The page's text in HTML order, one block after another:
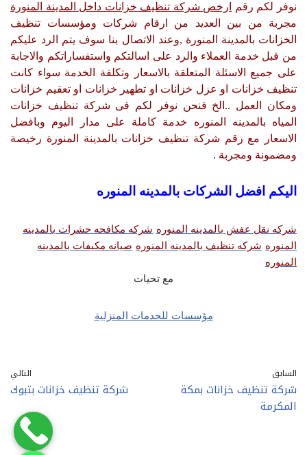
نوفر لكم رقم
ارخص شركة تنظيف خزانات داخل المدينة المنورة
مجربة من بين العديد من ارقام شركات ومؤسسات تنظيف
الخزانات بالمدينة المنورة ,وعند الاتصال بنا سوف يتم الرد عليكم
من قبل خدمة العملاء والرد على اسالتكم واستفساراتكم والاجابة
على جميع الاسئلة المتعلقة بالاسعار وتكلفة الخدمة سواء كانت
تنظيف خزانات او عزل خزانات او تطهير خزانات او تعقيم خزانات
ومكان العمل ..الخ فنحن نوفر لكم فى شركة تنظيف خزانات
المياه بالمدينه المنوره خدمة كاملة على مدار اليوم وبافضل
الاسعار مع رقم شركة تنظيف خزانات بالمدينة المنورة رخيصة
ومضمونة ومجربة .
اليكم افضل الشركات بالمدينه المنوره
شركه نقل عفش بالمدينه المنوره شركه مكافحه حشرات بالمدينه
المنوره شركه تنظيف بالمدينه المنوره صيانه مكيفات بالمدينه
المنوره
مع تحيات
مؤسسات للخدمات المنزلية
السابق
شركة تنظيف خزانات بمكة
المكرمة
التالي
شركة تنظيف خزانات بتبوك